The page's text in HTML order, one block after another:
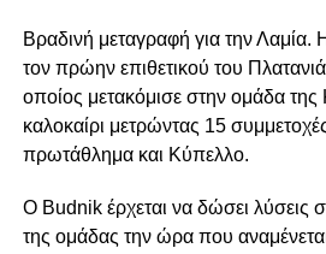
Βραδινή μεταγραφή για την
τον πρώην επιθετικού του
οποίος μετακόμισε στην ομάδα
καλοκαίρι μετρώντας 15
πρωτάθλημα και Κύπελλο.
Ο Budnik έρχεται να δώσει λύσεις
της ομάδας την ώρα που